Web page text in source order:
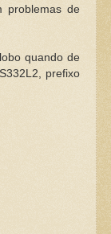
problemas de
quando de
prefixo